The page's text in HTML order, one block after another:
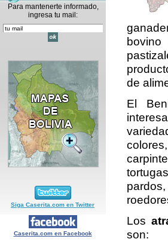
Para mantenerte informado,
ingresa tu mail:
Siga Caserita.com en Twitter
Caserita.com en Facebook
de
El
Los
son: